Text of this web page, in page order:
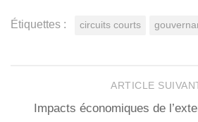
Étiquettes : circuits courts
ARTICLE
Impacts économiques de